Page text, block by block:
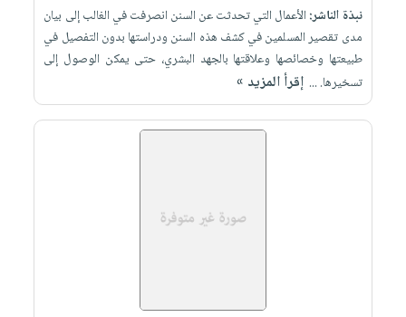
نبذة الناشر: الأعمال التي تحدثت عن السنن انصرفت في الغالب إلى بيان
مدى تقصير المسلمين في كشف هذه السنن ودراستها بدون التفصيل في
طبيعتها وخصائصها وعلاقتها بالجهد البشري، حتى يمكن الوصول إلى
تسخيرها. ... إقرأ المزيد »